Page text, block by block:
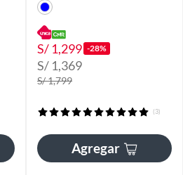
S/ 1,299 -28%
S/ 1,369
S/ 1,799
(3)
Agregar